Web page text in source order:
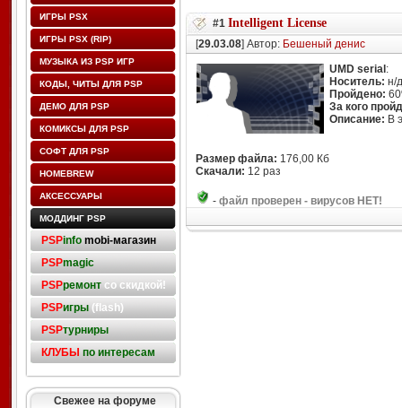
ИГРЫ PSX
ИГРЫ PSX (RIP)
МУЗЫКА ИЗ PSP ИГР
КОДЫ, ЧИТЫ ДЛЯ PSP
ДЕМО ДЛЯ PSP
КОМИКСЫ ДЛЯ PSP
СОФТ ДЛЯ PSP
HOMEBREW
АКСЕССУАРЫ
МОДДИНГ PSP
PSPinfo mobi-магазин
PSPmagic
PSPремонтсо скидкой!
PSPигры(flash)
PSPтурниры
КЛУБЫ по интересам
Свежее на форуме
#1 Intelligent License
[29.03.08] Автор: Бешеный денис
UMD serial :
Носитель: н/д
Пройдено:
За кого
Описание: В
Размер файла: 176,00 Кб
Скачали: 12 раз
- файл проверен - вирусов НЕТ!